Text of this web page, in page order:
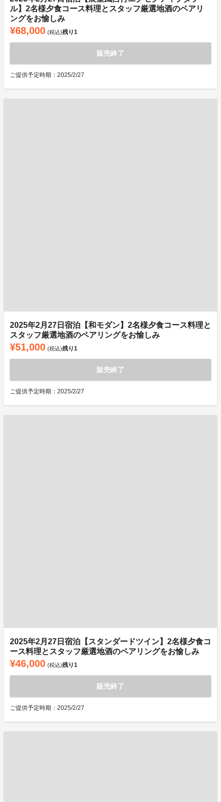
ル】2名様夕食コース料理とスタッフ厳選地酒のペアリ
ングをお愉しみ
¥68,000 (税込)残り1
販売終了
ご提供予定時期：2025/2/27
2025年2月27日宿泊【和モダン】2名様夕食コース料理と
スタッフ厳選地酒のペアリングをお愉しみ
¥51,000 (税込)残り1
販売終了
ご提供予定時期：2025/2/27
2025年2月27日宿泊【スタンダードツイン】2名様夕食コ
ース料理とスタッフ厳選地酒のペアリングをお愉しみ
¥46,000 (税込)残り1
販売終了
ご提供予定時期：2025/2/27